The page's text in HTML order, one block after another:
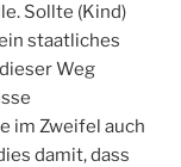
Sollte (Kind)
staatliches
Weg
im Zweifel auch
damit, dass